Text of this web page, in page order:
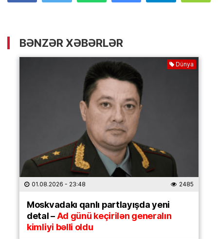
BƏNZƏR XƏBƏRLƏR
Dünya
01.08.2026 - 23:48 2485
Moskvadakı qanlı partlayışda yeni
detal –Ad günü keçirilən generalın
kimliyi bəlli oldu